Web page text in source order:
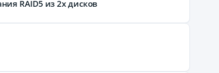
RAID5 из 2х дисков